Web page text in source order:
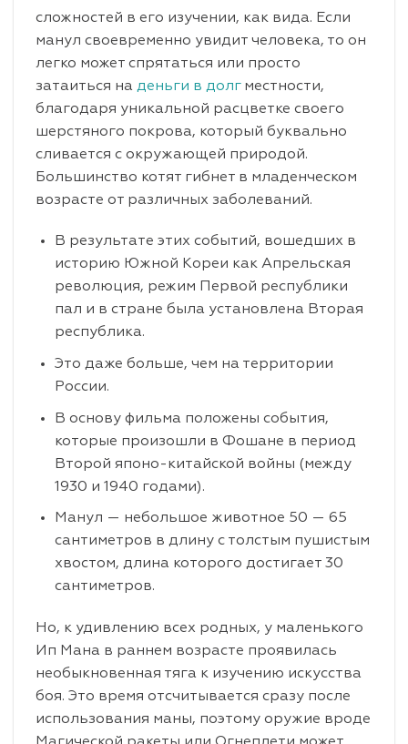
сложностей в его изучении, как вида. Если
манул своевременно увидит человека, то он
легко может спрятаться или просто
затаиться на деньги в долгместности,
благодаря уникальной расцветке своего
шерстяного покрова, который буквально
сливается с окружающей природой.
Большинство котят гибнет в младенческом
возрасте от различных заболеваний.
В результате этих событий, вошедших в
историю Южной Кореи как Апрельская
революция, режим Первой республики
пал и в стране была установлена Вторая
республика.
Это даже больше, чем на территории
России.
В основу фильма положены события,
которые произошли в Фошане в период
Второй японо-китайской войны (между
1930 и 1940 годами).
Манул — небольшое животное 50 — 65
сантиметров в длину с толстым пушистым
хвостом, длина которого достигает 30
сантиметров.
Но, к удивлению всех родных, у маленького
Ип Мана в раннем возрасте проявилась
необыкновенная тяга к изучению искусства
боя. Это время отсчитывается сразу после
использования маны, поэтому оружие вроде